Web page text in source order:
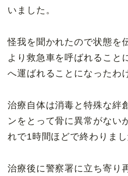
いました。
怪我を聞かれたので状態を
より救急車を呼ばれること
へ運ばれることになったわ
治療自体は消毒と特殊な絆
ンをとって骨に異常がない
れで1時間ほどで終わりまし
治療後に警察署に立ち寄り